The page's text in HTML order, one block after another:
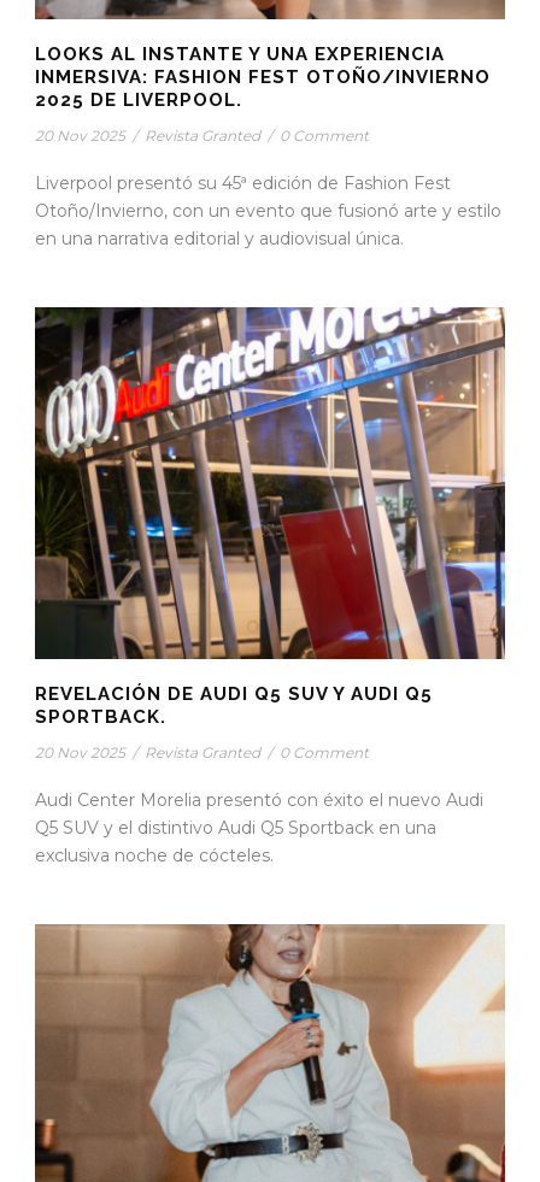
LOOKS AL INSTANTE Y UNA EXPERIENCIA
INMERSIVA: FASHION FEST OTOÑO/INVIERNO
2025 DE LIVERPOOL.
20 Nov 2025 / Revista Granted / 0 Comment
Liverpool presentó su 45ª edición de Fashion Fest
Otoño/Invierno, con un evento que fusionó arte y estilo
en una narrativa editorial y audiovisual única.
REVELACIÓN DE AUDI Q5 SUV Y AUDI Q5
SPORTBACK.
20 Nov 2025 / Revista Granted / 0 Comment
Audi Center Morelia presentó con éxito el nuevo Audi
Q5 SUV y el distintivo Audi Q5 Sportback en una
exclusiva noche de cócteles.